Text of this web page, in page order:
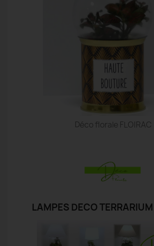
Déco florale FLOIRAC
LAMPES DECO